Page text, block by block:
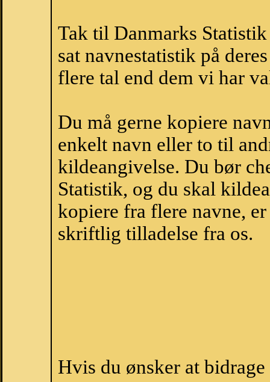
Tak til Danmarks
sat navnestatistik på
flere tal end dem vi har
Du må gerne kopiere
enkelt navn eller to til
kildeangivelse. Du bør
Statistik, og du skal
kopiere fra flere navne,
skriftlig tilladelse fra os.
Hvis du ønsker at